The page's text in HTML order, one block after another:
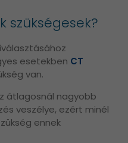
szükségesek?
esetekben CT
van.
átlagosnál nagyobb
veszélye, ezért minél
ennek